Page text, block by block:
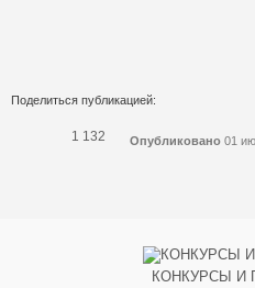
Поделиться публикацией:
1 132 Опубликовано 01
КОНКУРСЫ И